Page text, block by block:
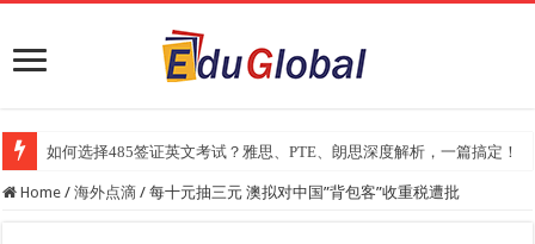
如何选择485签证英文考试？雅思、PTE、朗思深度解析，一篇搞定！
2025年《澳洲金融评论报》大学排名出炉：一份关乎本地就业与声誉的
Home / 海外点滴 / 每十元抽三元 澳拟对中国”背包客”收重税遭批